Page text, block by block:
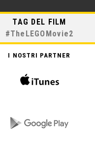
TAG DEL FILM
#TheLEGOMovie2
I NOSTRI PARTNER